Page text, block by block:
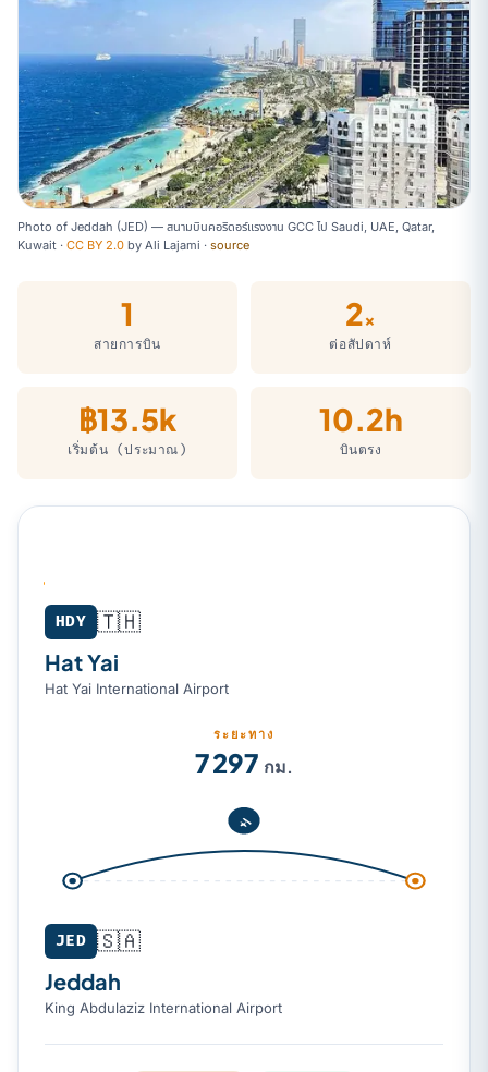
Photo of Jeddah (JED) — สนามบินคอริดอร์แรงงาน GCC ไป Saudi, UAE, Qatar,
Kuwait · CC BY 2.0 by Ali Lajami · source
1
สายการบิน
2×
ต่อสัปดาห์
฿13.5k
เริ่มต้น (ประมาณ)
10.2h
บินตรง
Hat Yai (HDY) → Jeddah (JED)
HDY 🇹🇭
Hat Yai
Hat Yai International Airport
ระยะทาง
7 297 กม.
JED 🇸🇦
Jeddah
King Abdulaziz International Airport